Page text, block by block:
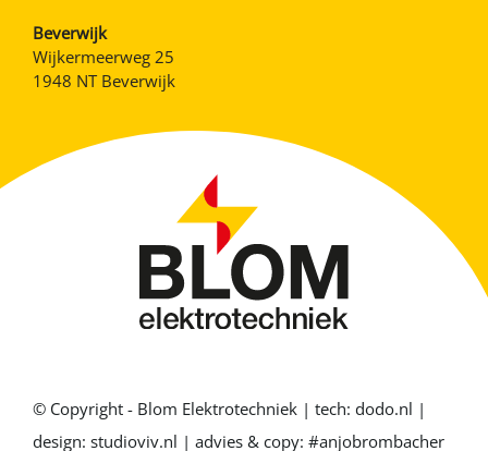
Beverwijk
Wijkermeerweg 25
1948 NT Beverwijk
© Copyright - Blom Elektrotechniek | tech: dodo.nl |
design: studioviv.nl | advies & copy: #anjobrombacher